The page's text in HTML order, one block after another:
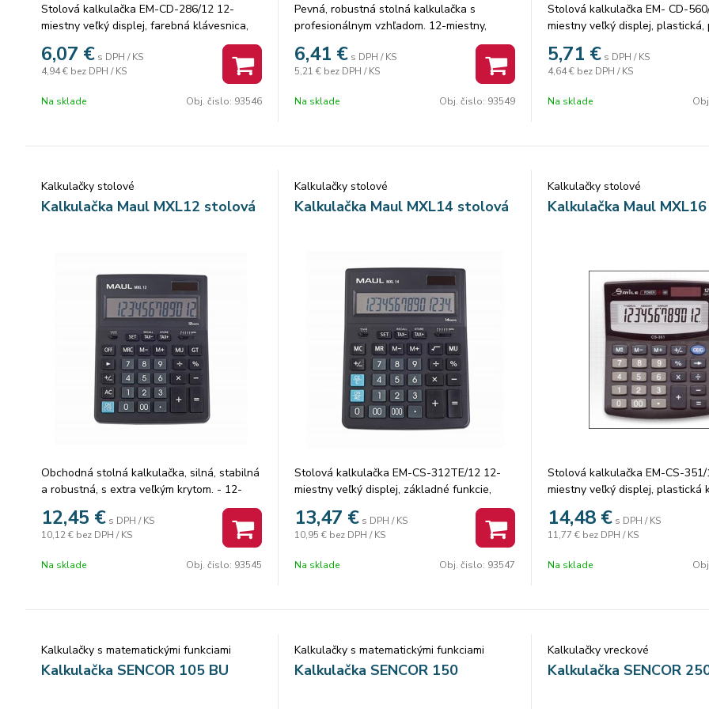
Stolová kalkulačka EM-CD-286/12 12-
miestny veľký displej, farebná klávesnica,
tlačítko +/-, percentá, funkcia krok späť, MU
výpočet marže, odmocnina duálne
napájanie, ''00''kláves rozmery:
6,07 € s DPH / KS
4,94 € bez DPH / KS
Na sklade Obj. čislo: 93546
Pevná, robustná stolná kalkulačka s
profesionálnym vzhľadom. 12-miestny,
veľký 1-riadkový naklonený LCD displej
(76x19 mm), funkčné tlačidlá a číselné
tlačidlá majú rôzne farby pre rýchlejšie
rozmer: 103x137x31 mm, funguje so
6,41 € s DPH / KS
5,21 € bez DPH / KS
Na sklade Obj. čislo: 93549
Stolová kalkulačka EM- CD-
miestny veľký displej, plastická,
klávesnica, f-krok späť,
pamäť, duálne napájanie
150x110x30mm
5,71 € s DPH / KS
4,64 € bez DPH / KS
Na sklade
Kalkulačky stolové
Kalkulačka Maul MXL12 stolová
Obchodná stolná kalkulačka, silná, stabilná
a robustná, s extra veľkým krytom. - 12-
miestny, veľký naklonený 1-riadkový LCD
displej (126,5x26,5 mm) - funkčné tlačidlá a
číselné tlačidlá v rôznych farbách, pre
''00'' - tlačidlo vymazania (vymazanie
vypnutie -rozmer: 155x205x35 mm -
nabíjanie: solárne + 1 batéria LR44
12,45 € s DPH / KS
10,12 € bez DPH / KS
Na sklade Obj. čislo: 93545
Kalkulačky stolové
Kalkulačka Maul MXL14 stolová
Stolová kalkulačka EM-CS-312TE/12 12-
miestny veľký displej, základné funkcie,
Euro-Local výpočet meny, pamäť, TAX
výpočet dane, duálne napájanie strieborná
farba rozmery: 176x125x30mm
13,47 € s DPH / KS
10,95 € bez DPH / KS
Na sklade Obj. čislo: 93547
Kalkulačky stolové
Kalkulačka Maul
Stolová kalkulačka EM-CS-
miestny veľký displej, plastická
-krok späť, základné funkcie,
pamäť, duálne napájanie
rozmery: 125x100x27mm
14,48 € s DPH / KS
11,77 € bez DPH / KS
Na sklade
Kalkulačky s matematickými funkciami
Kalkulačka SENCOR 105 BU
Kalkulačky s matematickými funkciami
Kalkulačka SENCOR 150
Kalkulačky vreckové
Kalkulačka SENCOR